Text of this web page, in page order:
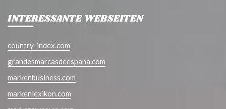
INTERESSANTE WEBSEITEN
country-index.com
grandesmarcasdeespana.com
markenbusiness.com
markenlexikon.com